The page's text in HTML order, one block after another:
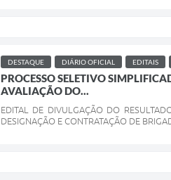
DESTAQUE DIÁRIO OFICIAL EDITAIS
PROCESSO SELETIVO
AVALIAÇÃO DO...
EDITAL DE DIVULGAÇÃO DO
DESIGNAÇÃO E CONTRATAÇÃO DE